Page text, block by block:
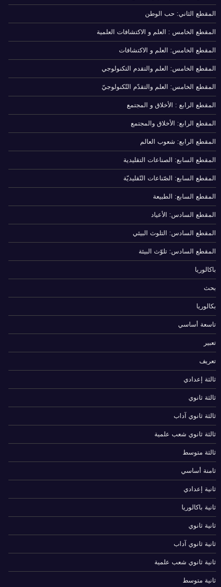
المقطع الثاني: حب الوطن
المقطع الخامس : العلم و الاكتشافات العلمية
المقطع الخامس: العلم و الاكتشافات
المقطع الخامس: العلم والتقدم التكنولوجي
المقطع الخامس: العلم والتقدّم التّكنولوجيّ
المقطع الرابع : الأخلاق و المجتمع
المقطع الرابع: الأخلاق والمجتمع
المقطع الرابع: شعوب العالم
المقطع السابع: الصناعات التقليدية
المقطع السابع: الصّناعات التّقليديّة
المقطع السابع: الطبيعة
المقطع السادس: الأعياد
المقطع السادس: التلوث البيئي
المقطع السادس: تلوّث البيئة
باكالوريا
بحث
بكالوريا
تاسعة أساسي
تعبير
تعريف
ثالثة إعدادي
ثالثة ثانوي
ثالثة ثانوي آداب
ثالثة ثانوي شعب علمية
ثالثة متوسط
ثامنة أساسي
ثانية إعدادي
ثانية باكالوريا
ثانية ثانوي
ثانية ثانوي آداب
ثانية ثانوي شعب علمية
ثانية متوسط